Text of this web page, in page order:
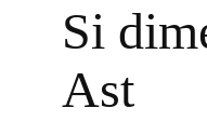
Si
Ast